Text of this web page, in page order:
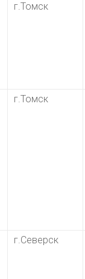
г.Томск
г.Томск
г.Северск